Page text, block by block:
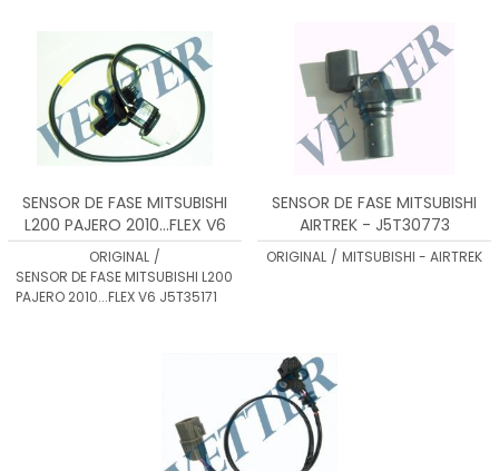
SENSOR DE FASE MITSUBISHI
L200 PAJERO 2010...FLEX V6
J5T35171
ORIGINAL /
SENSOR DE FASE MITSUBISHI L200
PAJERO 2010...FLEX V6 J5T35171
SENSOR DE FASE MITSUBISHI
AIRTREK - J5T30773
ORIGINAL / MITSUBISHI - AIRTREK